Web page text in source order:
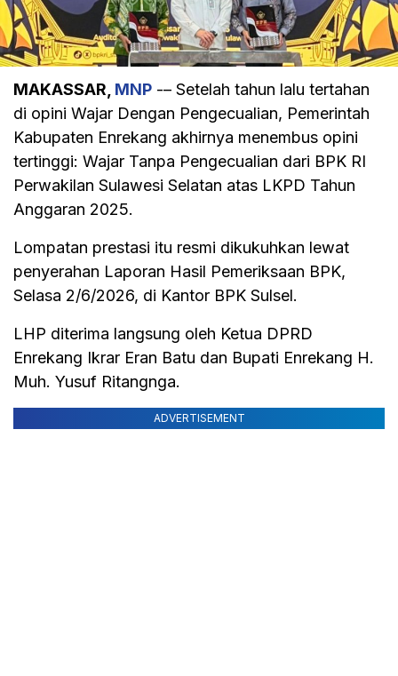
MAKASSAR, MNP -– Setelah tahun lalu tertahan
di opini Wajar Dengan Pengecualian, Pemerintah
Kabupaten Enrekang akhirnya menembus opini
tertinggi: Wajar Tanpa Pengecualian dari BPK RI
Perwakilan Sulawesi Selatan atas LKPD Tahun
Anggaran 2025.
Lompatan prestasi itu resmi dikukuhkan lewat
penyerahan Laporan Hasil Pemeriksaan BPK,
Selasa 2/6/2026, di Kantor BPK Sulsel.
LHP diterima langsung oleh Ketua DPRD
Enrekang Ikrar Eran Batu dan Bupati Enrekang H.
Muh. Yusuf Ritangnga.
ADVERTISEMENT